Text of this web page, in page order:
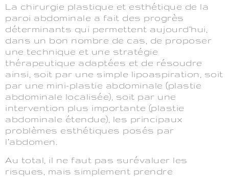
La chirurgie plastique et esthétique de la
paroi abdominale a fait des progrès
déterminants qui permettent aujourd’hui,
dans un bon nombre de cas, de proposer
une technique et une stratégie
thérapeutique adaptées et de résoudre
ainsi, soit par une simple lipoaspiration, soit
par une mini-plastie abdominale (plastie
abdominale localisée), soit par une
intervention plus importante (plastie
abdominale étendue), les principaux
problèmes esthétiques posés par
l’abdomen.
Au total, il ne faut pas surévaluer les
risques, mais simplement prendre